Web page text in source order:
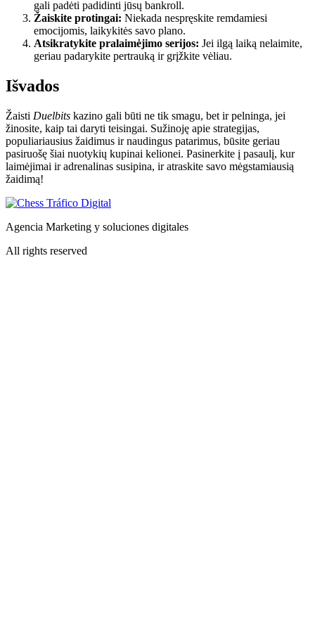
gali padėti padidinti jūsų bankroll.
Žaiskite protingai: Niekada nespręskite remdamiesi
emocijomis, laikykitės savo plano.
Atsikratykite pralaimėjimo serijos: Jei ilgą laiką nelaimite,
geriau padarykite pertrauką ir grįžkite vėliau.
Išvados
Žaisti Duelbits kazino gali būti ne tik smagu, bet ir pelninga, jei
žinosite, kaip tai daryti teisingai. Sužinoję apie strategijas,
populiariausius žaidimus ir naudingus patarimus, būsite geriau
pasiruošę šiai nuotykių kupinai kelionei. Pasinerkite į pasaulį, kur
laimėjimai ir adrenalinas susipina, ir atraskite savo mėgstamiausią
žaidimą!
Agencia Marketing y soluciones digitales
All rights reserved